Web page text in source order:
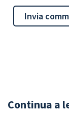
Continua a